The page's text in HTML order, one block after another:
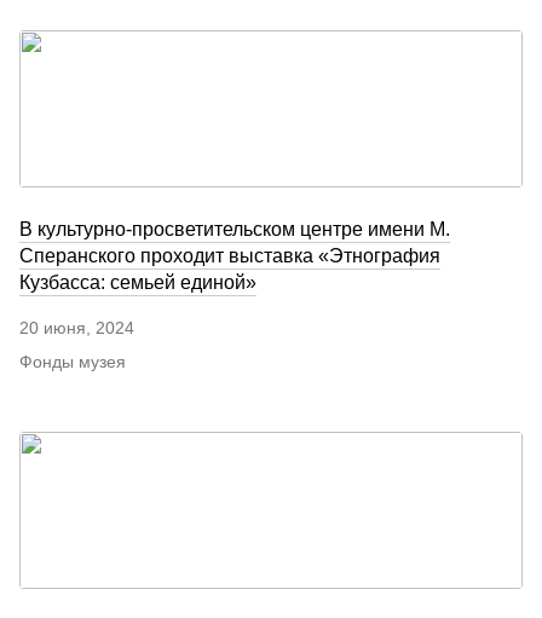
В культурно-просветительском центре имени М.
Сперанского проходит выставка «Этнография
Кузбасса: семьей единой»
20 июня, 2024
Фонды музея